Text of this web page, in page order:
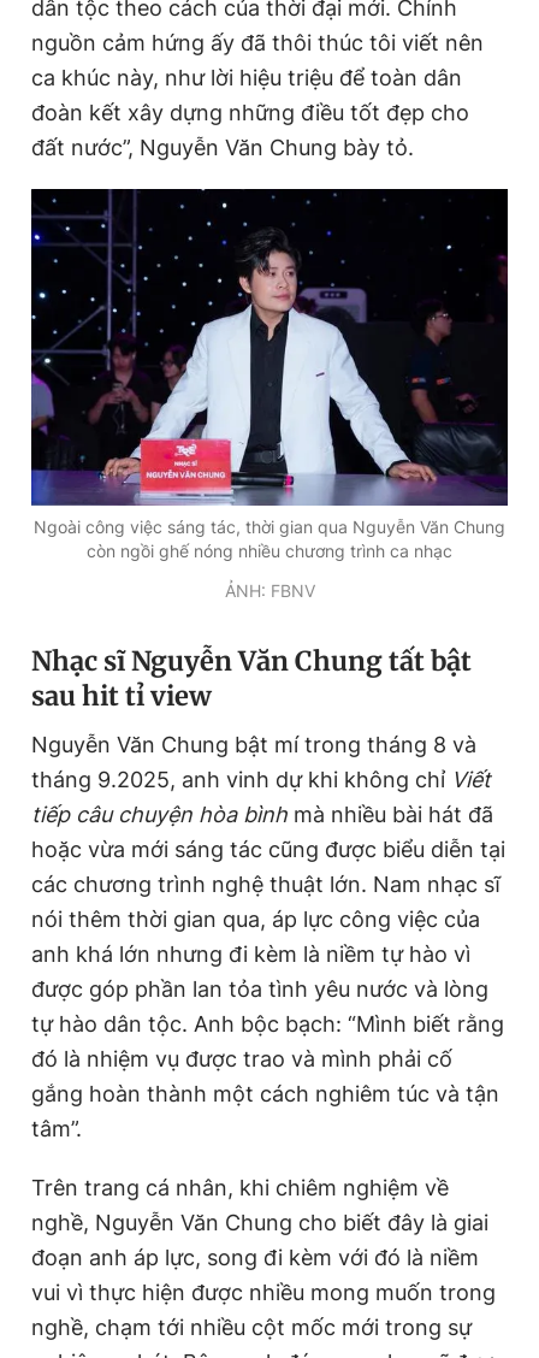
dân tộc theo cách của thời đại mới. Chính
nguồn cảm hứng ấy đã thôi thúc tôi viết nên
ca khúc này, như lời hiệu triệu để toàn dân
đoàn kết xây dựng những điều tốt đẹp cho
đất nước”, Nguyễn Văn Chung bày tỏ.
Ngoài công việc sáng tác, thời gian qua Nguyễn Văn Chung
còn ngồi ghế nóng nhiều chương trình ca nhạc
ẢNH: FBNV
Nhạc sĩ Nguyễn Văn Chung tất bật
sau hit tỉ view
Nguyễn Văn Chung bật mí trong tháng 8 và
tháng 9.2025, anh vinh dự khi không chỉ Viết
tiếp câu chuyện hòa bình mà nhiều bài hát đã
hoặc vừa mới sáng tác cũng được biểu diễn tại
các chương trình nghệ thuật lớn. Nam nhạc sĩ
nói thêm thời gian qua, áp lực công việc của
anh khá lớn nhưng đi kèm là niềm tự hào vì
được góp phần lan tỏa tình yêu nước và lòng
tự hào dân tộc. Anh bộc bạch: “Mình biết rằng
đó là nhiệm vụ được trao và mình phải cố
gắng hoàn thành một cách nghiêm túc và tận
tâm”.
Trên trang cá nhân, khi chiêm nghiệm về
nghề, Nguyễn Văn Chung cho biết đây là giai
đoạn anh áp lực, song đi kèm với đó là niềm
vui vì thực hiện được nhiều mong muốn trong
nghề, chạm tới nhiều cột mốc mới trong sự